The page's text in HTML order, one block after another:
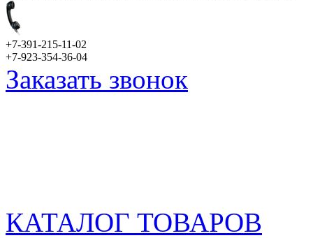
+7-391-215-11-02
+7-923-354-36-04
Заказать звонок
КАТАЛОГ ТОВАРОВ